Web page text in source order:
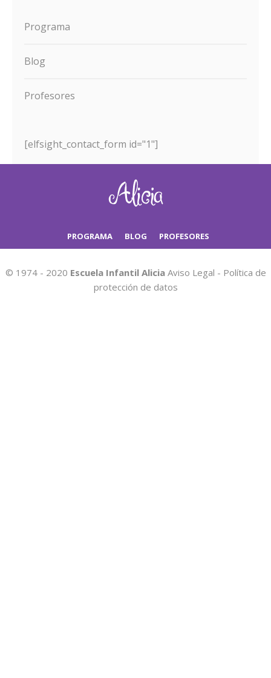
Programa
Blog
Profesores
[elfsight_contact_form id="1"]
PROGRAMA BLOG PROFESORES
© 1974 - 2020 Escuela Infantil Alicia Aviso Legal - Política de
protección de datos